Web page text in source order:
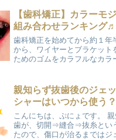
くべきだと痛感しま...
【歯科矯正】カラーモ
組み合わせランキング♬
歯科矯正を始めてから約１年
から、ワイヤーとブラケット
ためのゴムをカラフルなカラ
ゴムを付けていた頃☝ ☝カラ
ルに替えるとこんな感...
親知らず抜歯後のジェ
シャーはいつから使う？
こんにちは、ぷにょです。
歯が、切開⇒縫合⇒抜糸とい
たので、傷口が治るまではジ